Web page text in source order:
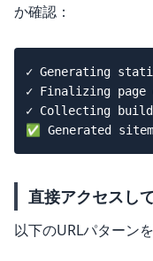
か確認：
✓ Generating
✓ Finalizing page
✓ Collecting
直接アクセスし
以下のURLパターン